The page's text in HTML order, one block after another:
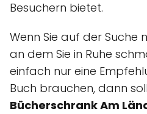
Besuchern bietet.
Wenn Sie auf der Suche
an dem Sie in Ruhe
einfach nur eine
Buch brauchen, dann
Bücherschrank Am